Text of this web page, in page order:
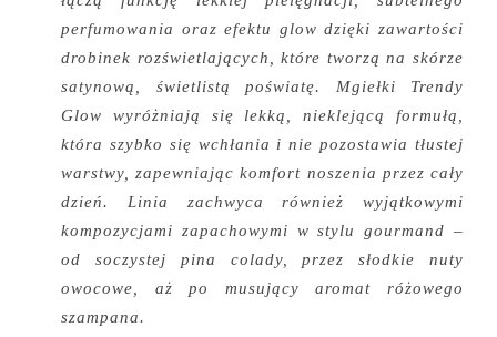
perfumowania oraz efektu glow dzięki zawartości
drobinek rozświetlających, które tworzą na skórze
satynową, świetlistą poświatę. Mgiełki Trendy
Glow wyróżniają się lekką, nieklejącą formułą,
która szybko się wchłania i nie pozostawia tłustej
warstwy, zapewniając komfort noszenia przez cały
dzień. Linia zachwyca również wyjątkowymi
kompozycjami zapachowymi w stylu gourmand –
od soczystej pina colady, przez słodkie nuty
owocowe, aż po musujący aromat różowego
szampana.